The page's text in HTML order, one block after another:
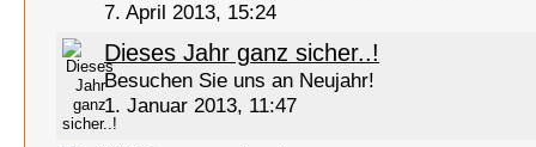
7. April 2013, 15:24
Dieses Jahr ganz sicher..!
Besuchen Sie uns an Neujahr!
1. Januar 2013, 11:47